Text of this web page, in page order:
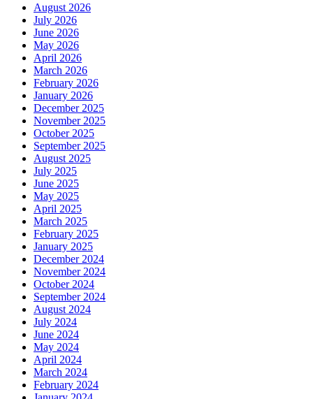
August 2026
July 2026
June 2026
May 2026
April 2026
March 2026
February 2026
January 2026
December 2025
November 2025
October 2025
September 2025
August 2025
July 2025
June 2025
May 2025
April 2025
March 2025
February 2025
January 2025
December 2024
November 2024
October 2024
September 2024
August 2024
July 2024
June 2024
May 2024
April 2024
March 2024
February 2024